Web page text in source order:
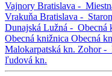
Vajnory Bratislava -
Vrakuňa Bratislava -
Dunajská Lužná - Obecná
Obecná knižnica Obecná
Malokarpatská kn. Zohor -
ľudová kn.